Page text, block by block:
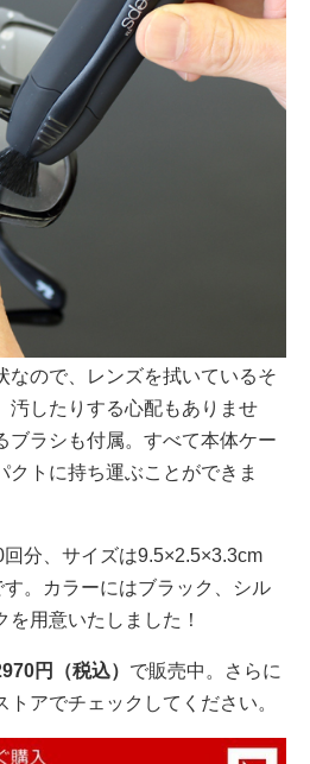
ので、レンズを拭いているそ
汚したりする心配もありませ
ブラシも付属。すべて本体ケー
クトに持ち運ぶことができま
分、サイズは9.5×2.5×3.3cm
。カラーにはブラック、シル
用意いたしました！
円（税込） で販売中。さらに
アでチェックしてください。